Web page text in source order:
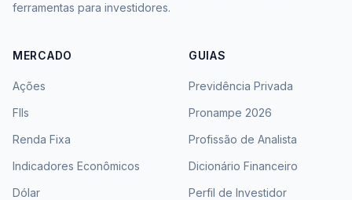
ferramentas para investidores.
MERCADO
Ações
FIIs
Renda Fixa
Indicadores Econômicos
Dólar
GUIAS
Previdência Privada
Pronampe 2026
Profissão de Analista
Dicionário Financeiro
Perfil de Investidor